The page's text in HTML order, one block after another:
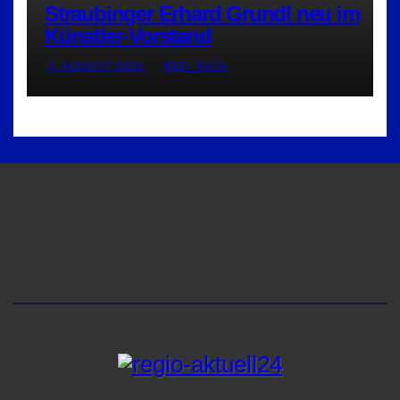
Straubinger Erhard Grundl neu im
Künstler-Vorstand
5. AUGUST 2026 RED_RA24